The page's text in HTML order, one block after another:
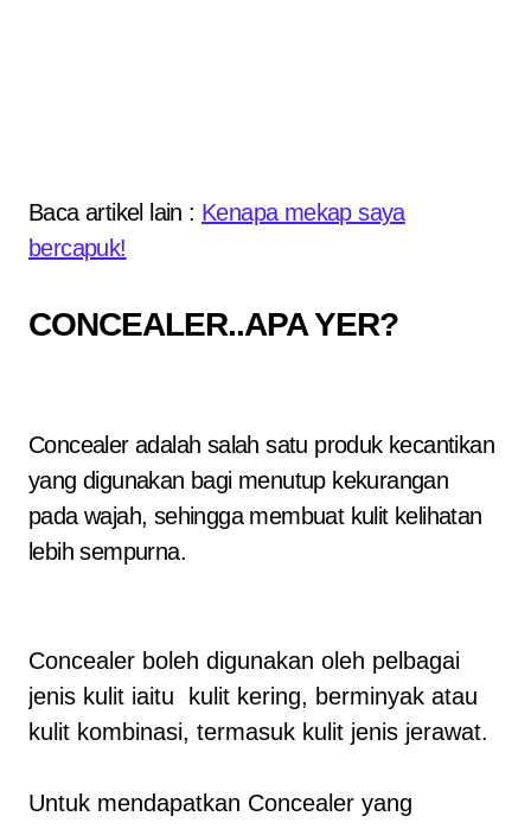
Baca artikel lain : Kenapa mekap saya
bercapuk!
CONCEALER..APA YER?
Concealer adalah salah satu produk kecantikan
yang digunakan bagi menutup kekurangan
pada wajah, sehingga membuat kulit kelihatan
lebih sempurna.
Concealer boleh digunakan oleh pelbagai
jenis kulit iaitu kulit kering, berminyak atau
kulit kombinasi, termasuk kulit jenis jerawat.
Untuk mendapatkan Concealer yang